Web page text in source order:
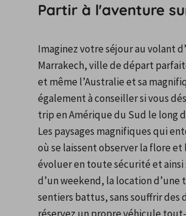
Partir à l'aventure
Imaginez votre séjour au volant
Marrakech, ville de départ
et même l’Australie et sa
également à conseiller si vous
trip en Amérique du Sud le long
Les paysages magnifiques qui
où se laissent observer la flore et
évoluer en toute sécurité et ainsi
d’un weekend, la location
sentiers battus, sans souffrir